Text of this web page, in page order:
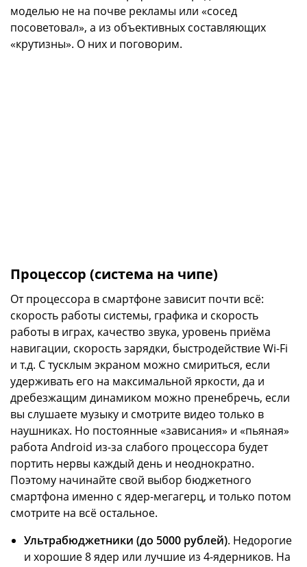
моделью не на почве рекламы или «сосед
посоветовал», а из объективных составляющих
«крутизны». О них и поговорим.
Процессор (система на чипе)
От процессора в смартфоне зависит почти всё:
скорость работы системы, графика и скорость
работы в играх, качество звука, уровень приёма
навигации, скорость зарядки, быстродействие Wi-Fi
и т.д. С тусклым экраном можно смириться, если
удерживать его на максимальной яркости, да и
дребезжащим динамиком можно пренебречь, если
вы слушаете музыку и смотрите видео только в
наушниках. Но постоянные «зависания» и «пьяная»
работа Android из-за слабого процессора будет
портить нервы каждый день и неоднократно.
Поэтому начинайте свой выбор бюджетного
смартфона именно с ядер-мегагерц, и только потом
смотрите на всё остальное.
Ультрабюджетники (до 5000 рублей). Недорогие
и хорошие 8 ядер или лучшие из 4-ядерников. На